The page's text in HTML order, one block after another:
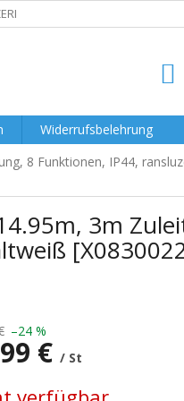
Widerrufsbelehrung
8 Funktionen, IP44,
3m
–24 %
€ / St